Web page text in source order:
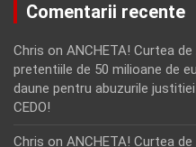
Comentarii recente
Chris on ANCHETA! Curtea
pretentiile de 50 milioane de
daune pentru abuzurile
CEDO!
Chris on ANCHETA! Curtea